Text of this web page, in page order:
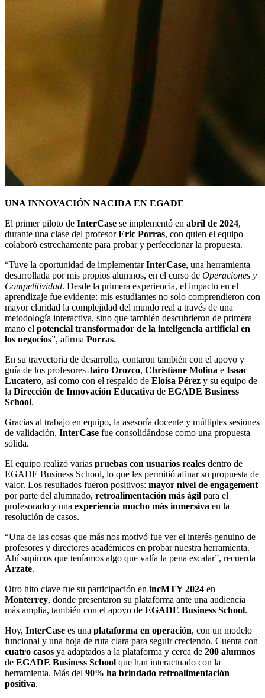
UNA INNOVACIÓN NACIDA EN EGADE
El primer piloto de InterCase se implementó en abril de 2024,
durante una clase del profesorEric Porras, con quien el equipo
colaboró estrechamente para probar y perfeccionar la propuesta.
“Tuve la oportunidad de implementarInterCase, una herramienta
desarrollada por mis propios alumnos, en el curso de Operaciones y
Competitividad. Desde la primera experiencia, el impacto en el
aprendizaje fue evidente: mis estudiantes no solo comprendieron con
mayor claridad la complejidad del mundo real a través de una
metodología interactiva, sino que también descubrieron de primera
mano el potencial transformador de la inteligencia artificial en
los negocios”, afirma Porras.
En su trayectoria de desarrollo, contaron también con el apoyo y
guía de los profesores Jairo Orozco, Christiane Molina e Isaac
Lucatero, así como con el respaldo de Eloísa Pérez y su equipo de
la Dirección de Innovación Educativa de EGADE Business
School.
Gracias al trabajo en equipo, la asesoría docente y múltiples sesiones
de validación, InterCase fue consolidándose como una propuesta
sólida.
El equipo realizó varias pruebas con usuarios reales dentro de
EGADE Business School, lo que les permitió afinar su propuesta de
valor. Los resultados fueron positivos: mayor nivel de engagement
por parte del alumnado, retroalimentación más ágil para el
profesorado y una experiencia mucho más inmersiva en la
resolución de casos.
“Una de las cosas que más nos motivó fue ver el interés genuino de
profesores y directores académicos en probar nuestra herramienta.
Ahí supimos que teníamos algo que valía la pena escalar”, recuerda
Arzate.
Otro hito clave fue su participación en incMTY 2024 en
Monterrey, donde presentaron su plataforma ante una audiencia
más amplia, también con el apoyo de EGADE Business School.
Hoy, InterCase es una plataforma en operación, con un modelo
funcional y una hoja de ruta clara para seguir creciendo. Cuenta con
cuatro casos ya adaptados a la plataforma y cerca de 200 alumnos
de EGADE Business School que han interactuado con la
herramienta. Más del 90% ha brindado retroalimentación
positiva.